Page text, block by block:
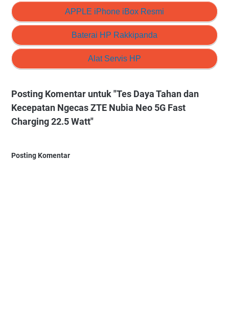
APPLE iPhone iBox Resmi
Baterai HP Rakkipanda
Alat Servis HP
Posting Komentar untuk "Tes Daya Tahan dan
Kecepatan Ngecas ZTE Nubia Neo 5G Fast
Charging 22.5 Watt"
Posting Komentar